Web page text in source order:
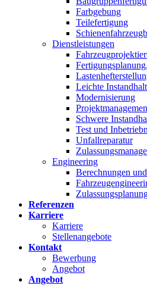
Farbgebung
Teilefertigung
Dienstleistungen
Leichte
Modernisierung
Schwere
Test und
Unfallreparatur
Engineering
Berechnungen
Referenzen
Karriere
Karriere
Stellenangebote
Kontakt
Bewerbung
Angebot
Angebot